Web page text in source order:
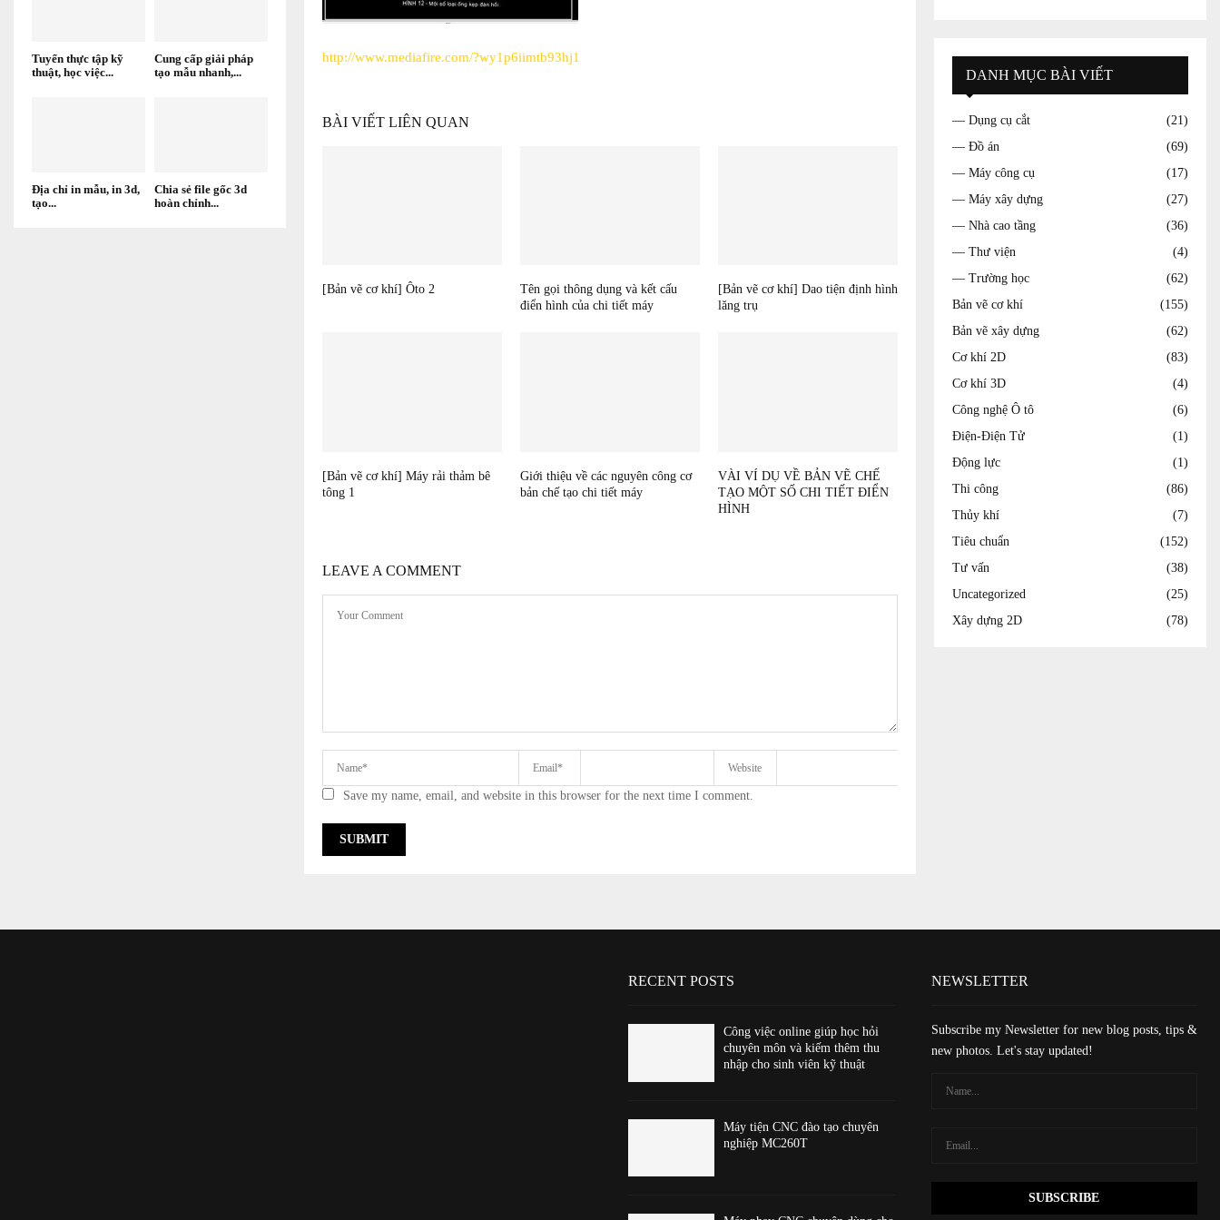
http://www.mediafire.com/?wy1p6iimtb93hj1
BÀI VIẾT LIÊN QUAN
[Bản vẽ cơ khí] Ôto 2
Tên gọi thông dụng và kết cấu
điển hình của chi tiết máy
[Bản vẽ cơ khí] Dao tiện định hình
lăng trụ
[Bản vẽ cơ khí] Máy rải thảm bê
tông 1
Giới thiệu về các nguyên công cơ
bản chế tạo chi tiết máy
VÀI VÍ DỤ VỀ BẢN VẼ CHẾ
TẠO MỘT SỐ CHI TIẾT ĐIỂN
HÌNH
LEAVE A COMMENT
Save my name, email, and website in this browser for the next time I comment.
Tuyển thực tập kỹ
thuật, học việc...
Cung cấp giải pháp
tạo mẫu nhanh,...
Địa chỉ in mẫu, in 3d,
tạo...
Chia sẻ file gốc 3d
hoàn chỉnh...
DANH MỤC BÀI VIẾT
— Dụng cụ cắt
(21)
— Đồ án
(69)
— Máy công cụ
(17)
— Máy xây dựng
(27)
— Nhà cao tầng
(36)
— Thư viện
(4)
— Trường học
(62)
Bản vẽ cơ khí
(155)
Bản vẽ xây dựng
(62)
Cơ khí 2D
(83)
Cơ khí 3D
(4)
Công nghệ Ô tô
(6)
Điện-Điện Tử
(1)
Động lực
(1)
Thi công
(86)
Thủy khí
(7)
Tiêu chuẩn
(152)
Tư vấn
(38)
Uncategorized
(25)
Xây dựng 2D
(78)
RECENT POSTS
Công việc online giúp học hỏi
chuyên môn và kiếm thêm thu
nhập cho sinh viên kỹ thuật
Máy tiện CNC đào tạo chuyên
nghiệp MC260T
NEWSLETTER
Subscribe my Newsletter for new blog posts, tips &
new photos. Let's stay updated!